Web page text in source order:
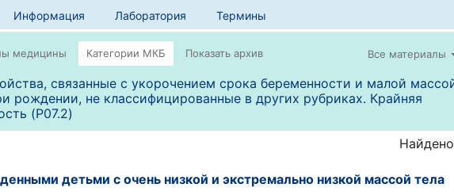
Информация Лаборатория Термины
Все материалы
связанные с укорочением срока беременности и малой
рождении, не классифицированные в других рубриках. Крайняя
(P07.2)
детьми с очень низкой и экстремально низкой массой тела